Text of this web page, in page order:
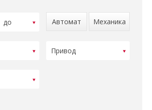
Автомат
Механика